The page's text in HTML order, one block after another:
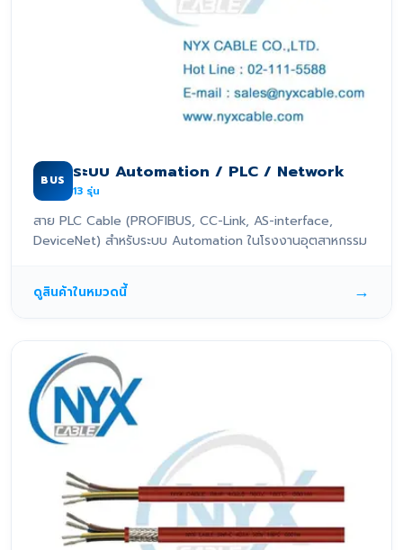
BUS ระบบ Automation / PLC / Network
13 รุ่น
สาย PLC Cable (PROFIBUS, CC-Link, AS-interface,
DeviceNet) สำหรับระบบ Automation ในโรงงานอุตสาหกรรม
ดูสินค้าในหมวดนี้ →